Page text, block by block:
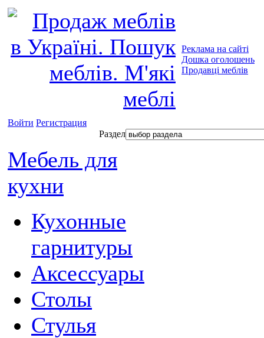
Реклама на сайті
Дошка оголошень
Продавці меблів
Войти Регистрация
Раздел
Мебель для
кухни
Кухонные
гарнитуры
Аксессуары
Столы
Стулья